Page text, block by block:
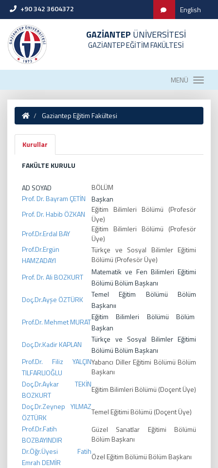
+90 342 3604372 English
GAZİANTEP ÜNİVERSİTESİ
GAZİANTEP EĞİTİM FAKÜLTESİ
MENÜ
Gaziantep Eğitim Fakültesi
Kurullar
FAKÜLTE KURULU
AD SOYAD
BÖLÜM
Prof. Dr. Bayram ÇETİN
Başkan
Prof. Dr. Habib ÖZKAN
Eğitim Bilimleri Bölümü (Profesör
Üye)
Prof.Dr.Erdal BAY
Eğitim Bilimleri Bölümü (Profesör
Üye)
Prof.Dr.Ergün
HAMZADAYI
Türkçe ve Sosyal Bilimler Eğitimi
Bölümü (Profesör Üye)
Prof. Dr. Ali BOZKURT
Matematik ve Fen Bilimleri Eğitimi
Bölümü Bölüm Başkanı
Doç.Dr.Ayşe ÖZTÜRK
Temel Eğitim Bölümü Bölüm
Başkanıı
Prof.Dr. Mehmet MURAT
Eğitim Bilimleri Bölümü Bölüm
Başkan
Doç.Dr.Kadir KAPLAN
Türkçe ve Sosyal Bilimler Eğitimi
Bölümü Bölüm Başkanı
Prof.Dr. Filiz YALÇIN
TILFARLIOĞLU
Yabancı Diller Eğitimi Bölümü Bölüm
Başkanı
Doç.Dr.Aykar TEKİN
BOZKURT
Eğitim Bilimleri Bölümü (Doçent Üye)
Doç.Dr.Zeynep YILMAZ
ÖZTÜRK
Temel Eğitimi Bölümü (Doçent Üye)
Prof.Dr.Fatih
BOZBAYINDIR
Güzel Sanatlar Eğitimi Bölümü
Bölüm Başkanı
Dr.Öğr.Üyesi Fatih
Emrah DEMİR
Özel Eğitim Bölümü Bölüm Başkanı